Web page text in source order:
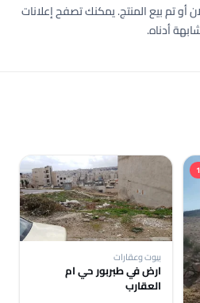
أو تم بيع المنتج. يمكنك تصفح إعلانات
أدناه.
بيوت وعقارات
ارض في طبربور حي ام
العقارب